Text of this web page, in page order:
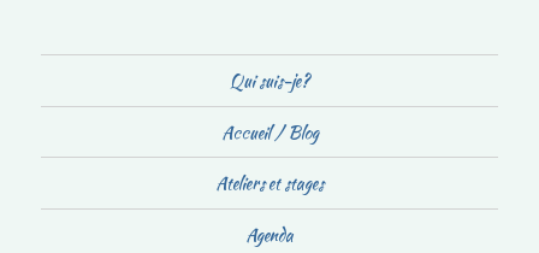
Qui suis-je?
Accueil / Blog
Ateliers et stages
Agenda